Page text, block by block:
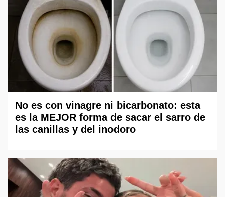
No es con vinagre ni bicarbonato: esta
es la MEJOR forma de sacar el sarro de
las canillas y del inodoro